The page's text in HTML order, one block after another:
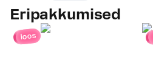
Eripakkumised
loos